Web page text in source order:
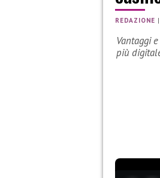
REDAZIONE |
Vantaggi
più